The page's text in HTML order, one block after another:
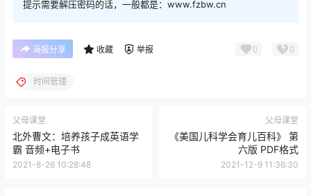
提示需要解压密码的话，一般都是：www.fzbw.cn
海报分享 收藏 举报 0 0
时间管理
父母课堂
北外曹文：培养孩子成英语学
霸 音频+电子书
2021-8-26 10:28:48
父母课堂
《美国儿科学会育儿百科》 第
六版 PDF格式
2021-12-9 11:36:30